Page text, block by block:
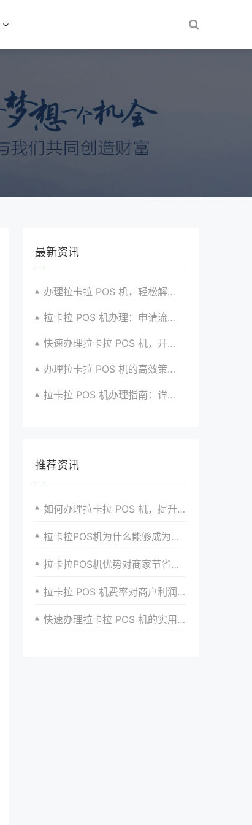
最新资讯
办理拉卡拉 POS 机，轻松解决收款难题的办法
拉卡拉 POS 机办理：申请流程简化版来袭
快速办理拉卡拉 POS 机，开启便捷收款之旅啦
办理拉卡拉 POS 机的高效策略与方法全分享
拉卡拉 POS 机办理指南：详细流程与注意事项汇总
推荐资讯
如何办理拉卡拉 POS 机，提升收款效率与体验品质
拉卡拉POS机为什么能够成为行业领先者
拉卡拉POS机优势对商家节省人力成本的作用
拉卡拉 POS 机费率对商户利润的影响
快速办理拉卡拉 POS 机的实用攻略与技巧分享经验